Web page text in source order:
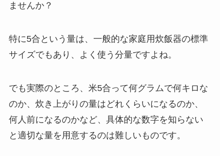
ませんか？
特に5合という量は、一般的な家庭用炊飯器の標準
サイズでもあり、よく使う分量ですよね。
でも実際のところ、米5合って何グラムで何キロな
のか、炊き上がりの量はどれくらいになるのか、
何人前になるのかなど、具体的な数字を知らない
と適切な量を用意するのは難しいものです。